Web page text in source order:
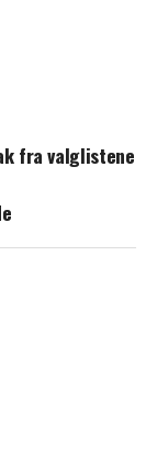
fra valglistene